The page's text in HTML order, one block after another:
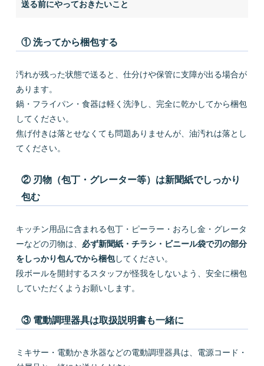
送る前にやっておきたいこと
① 洗ってから梱包する
汚れが残った状態で送ると、仕分けや保管に支障が出る場合が
あります。
鍋・フライパン・食器は軽く洗浄し、完全に乾かしてから梱包
してください。
焦げ付きは落とせなくても問題ありませんが、油汚れは落とし
てください。
② 刃物（包丁・グレーター等）は新聞紙でしっかり
包む
キッチン用品に含まれる包丁・ピーラー・おろし金・グレータ
ーなどの刃物は、 必ず新聞紙・チラシ・ビニール袋で刃の部分
をしっかり包んでから梱包してください。
段ボールを開封するスタッフが怪我をしないよう、安全に梱包
していただくようお願いします。
③ 電動調理器具は取扱説明書も一緒に
ミキサー・電動かき氷器などの電動調理器具は、電源コード・